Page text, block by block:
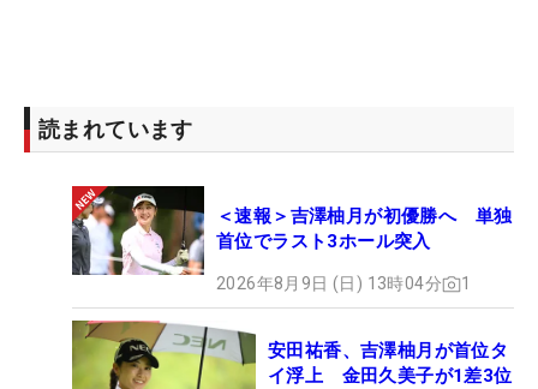
権リコーカップ」に出場するには優勝しかない。ラ
ストチャンスにかける最終日。勝てば13年124日ぶ
りの2勝目で、1988年のツアー制度施行前も含めて
最長ブランクVとなる。
優勝争いのたびにセットとなるブランクV。今度こ
そ、“食傷気味”のはずの話題にピリオドを打ち、最
終戦の舞台となる宮崎に乗り込む。（文・臼杵孝
読まれています
＜速報＞吉澤柚月が初優勝へ 単独
首位でラスト3ホール突入
2026年8月9日 (日) 13時04分 1
安田祐香、吉澤柚月が首位タ
イ浮上 金田久美子が1差3位